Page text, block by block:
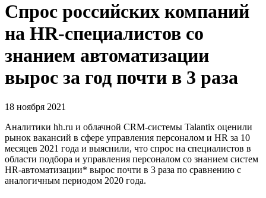
Спрос российских компаний
на HR-специалистов со
знанием автоматизации
вырос за год почти в 3 раза
18 ноября 2021
Аналитики hh.ru и облачной CRM-системы Talantix оценили
рынок вакансий в сфере управления персоналом и HR за 10
месяцев 2021 года и выяснили, что спрос на специалистов в
области подбора и управления персоналом со знанием систем
HR-автоматизации* вырос почти в 3 раза по сравнению с
аналогичным периодом 2020 года.